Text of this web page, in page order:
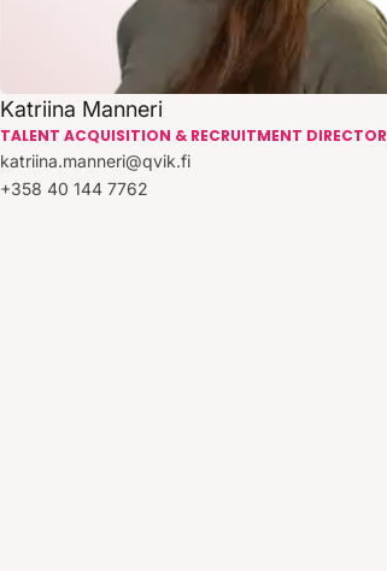
Katriina Manneri
TALENT ACQUISITION & RECRUITMENT DIRECTOR
katriina.manneri@qvik.fi
+358 40 144 7762